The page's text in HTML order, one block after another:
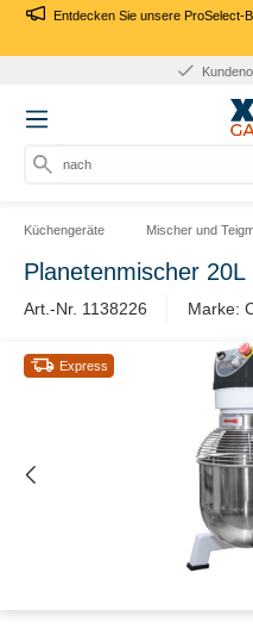
Entdecken Sie unsere ProSelect-
nach P
Küchengeräte Mischer und
Planetenmischer 20L
Art.-Nr. 1138226 Marke:
Express